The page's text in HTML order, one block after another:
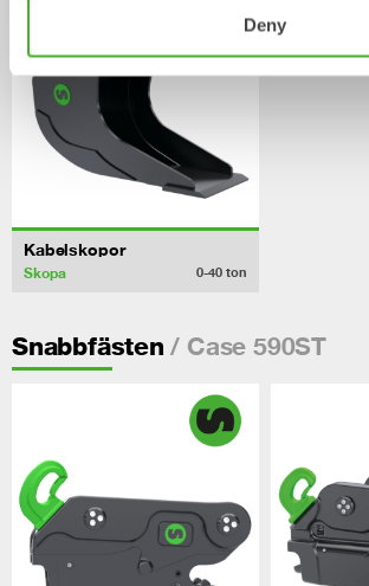
Deny
Kabelskopor
Skopa 0-40 ton
Snabbfästen / Case 590ST